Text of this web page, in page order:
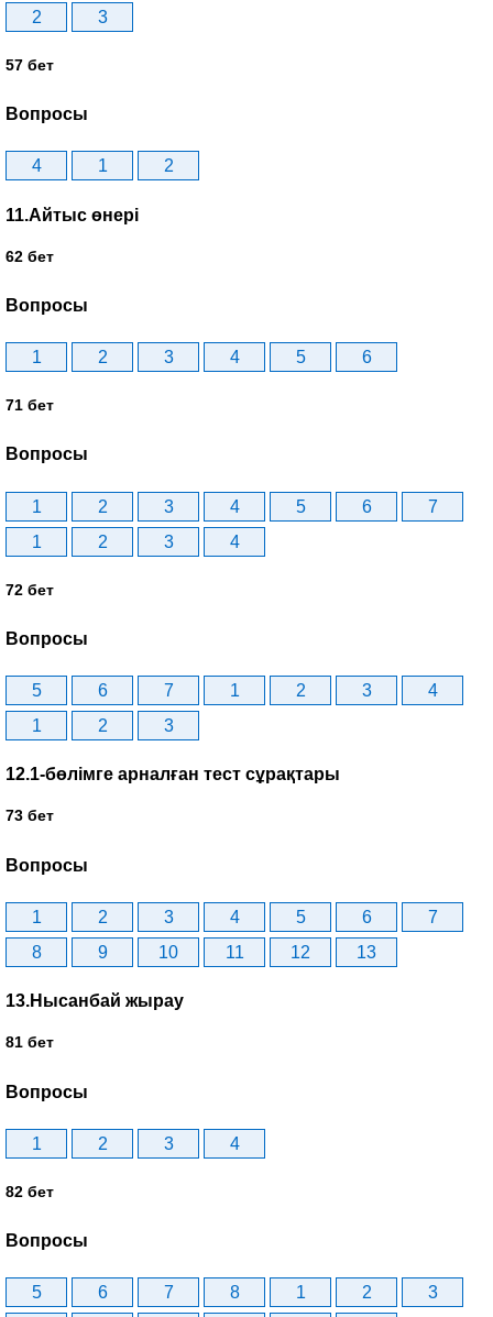
2
3
57 бет
Вопросы
4 1 2
11.Айтыс өнері
62 бет
Вопросы
1 2 3 4 5 6
71 бет
Вопросы
1 2 3 4 5 6
7
1
2 3 4
72 бет
Вопросы
5 6 7 1 2 3
4
1
2 3
12.1-бөлімге арналған тест сұрақтары
73 бет
Вопросы
1 2 3 4 5 6
7
8
9 10 11 12 13
13.Нысанбай жырау
81 бет
Вопросы
1 2 3 4
82 бет
Вопросы
5 6 7 8 1 2
3